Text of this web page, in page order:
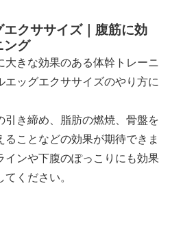
クササイズ｜腹筋に効
ング
きな効果のある体幹トレーニ
エッグエクササイズのやり方に
引き締め、脂肪の燃焼、骨盤を
ことなどの効果が期待できま
インや下腹のぽっこりにも効果
ください。